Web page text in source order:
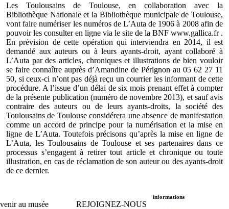
Les Toulousains de Toulouse, en collaboration avec la
Bibliothèque Nationale et la Bibliothèque municipale de Toulouse,
vont faire numériser les numéros de L’Auta de 1906 à 2008 afin de
pouvoir les consulter en ligne via le site de la BNF www.gallica.fr .
En prévision de cette opération qui interviendra en 2014, il est
demandé aux auteurs ou à leurs ayants-droit, ayant collaboré à
L’Auta par des articles, chroniques et illustrations de bien vouloir
se faire connaître auprès d’Amandine de Pérignon au 05 62 27 11
50, si ceux-ci n’ont pas déjà reçu un courrier les informant de cette
procédure. A l’issue d’un délai de six mois prenant effet à compter
de la présente publication (numéro de novembre 2013), et sauf avis
contraire des auteurs ou de leurs ayants-droits, la société des
Toulousains de Toulouse considérera une absence de manifestation
comme un accord de principe pour la numérisation et la mise en
ligne de L’Auta. Toutefois précisons qu’après la mise en ligne de
L’Auta, les Toulousains de Toulouse et ses partenaires dans ce
processus s’engagent à retirer tout article et chronique ou toute
illustration, en cas de réclamation de son auteur ou des ayants-droit
de ce dernier.
venir au musée REJOIGNEZ-NOUS
informations